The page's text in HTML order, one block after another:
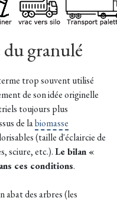
granulé
trop souvent utilisé
de son idée originelle
toujours plus
de labiomasse
(taille d'éclaircie de
sciure, etc.).Le bilan «
ces conditions.
abat des arbres (les